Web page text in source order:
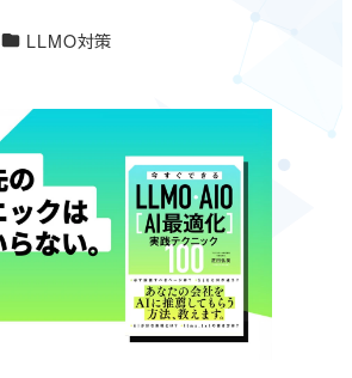
ニュース＆ブログカテゴリー
LLMO対策